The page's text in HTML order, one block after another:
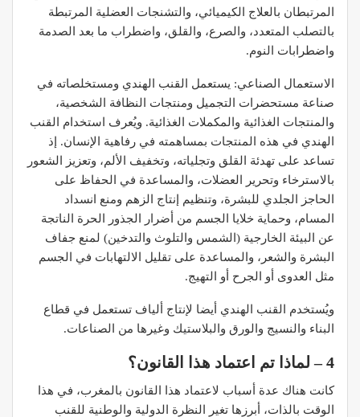
المرتبطان بالعلاج الكيميائي، والتشنجات العضلية المرتبطة
بالتصلب المتعدد، والصرع، والقلق، واضطراب ما بعد الصدمة
واضطرابات النوم.
الاستعمال الصناعي: يستعمل القنب الهندي ومستخلصاته في
صناعة مستحضرات التجميل ومنتجات النظافة الشخصية،
والمنتجات الغذائية والمكملات الغذائية. ويُعرف استخدام القنب
الهندي في هذه المنتجات بمساهمته في رفاهية الإنسان. إذ
تساعد على تهدئة القلق وتجلياته، وتخفيف الألم، وتعزيز الشعور
بالاسترخاء وتحرير العضلات، والمساعدة في الحفاظ على
الحاجز الجلدي للبشرة، وتنظيم إنتاج الزهم ومنع انسداد
المسام، وحماية خلايا الجسم من أضرار الجذور الحرة الناتجة
عن البيئة الخارجية (الشمس والتلوث والتدخين) لمنع جفاف
البشرة والشعر، والمساعدة على تقليل الالتهابات في الجسم
مثل العدوى أو الجرح أو التهيج.
ويُستخدم القنب الهندي أيضا لإنتاج ألياف تستعمل في قطاع
البناء والنسيج والورق والبلاستيك وغيرها من الصناعات.
4 – لماذا تم اعتماد هذا القانون؟
كانت هناك عدة أسباب لاعتماد هذا القانون بالمغرب، في هذا
الوقت بالذات، أبرزها تغير النظرة الدولية والوطنية للقنب